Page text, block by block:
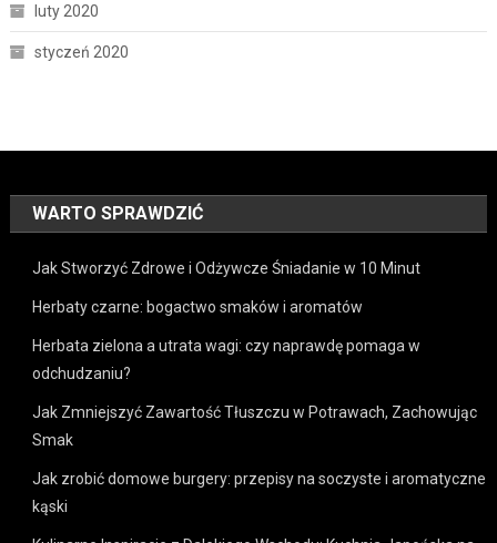
luty 2020
styczeń 2020
WARTO SPRAWDZIĆ
Jak Stworzyć Zdrowe i Odżywcze Śniadanie w 10 Minut
Herbaty czarne: bogactwo smaków i aromatów
Herbata zielona a utrata wagi: czy naprawdę pomaga w
odchudzaniu?
Jak Zmniejszyć Zawartość Tłuszczu w Potrawach, Zachowując
Smak
Jak zrobić domowe burgery: przepisy na soczyste i aromatyczne
kąski